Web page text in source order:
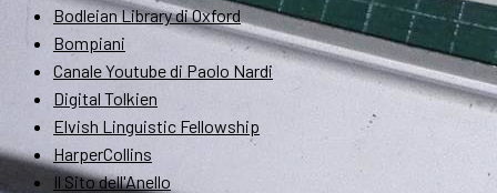
Bodleian Library di Oxford
Bompiani
Canale Youtube di Paolo Nardi
Digital Tolkien
Elvish Linguistic Fellowship
HarperCollins
Il Sito dell'Anello